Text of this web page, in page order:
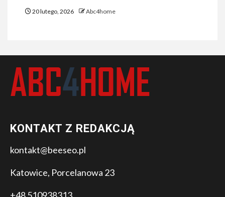
20 lutego, 2026 Abc4home
KONTAKT Z REDAKCJĄ
kontakt@beeseo.pl
Katowice, Porcelanowa 23